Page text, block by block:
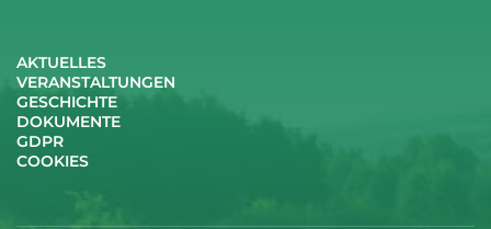
AKTUELLES
VERANSTALTUNGEN
GESCHICHTE
DOKUMENTE
GDPR
COOKIES